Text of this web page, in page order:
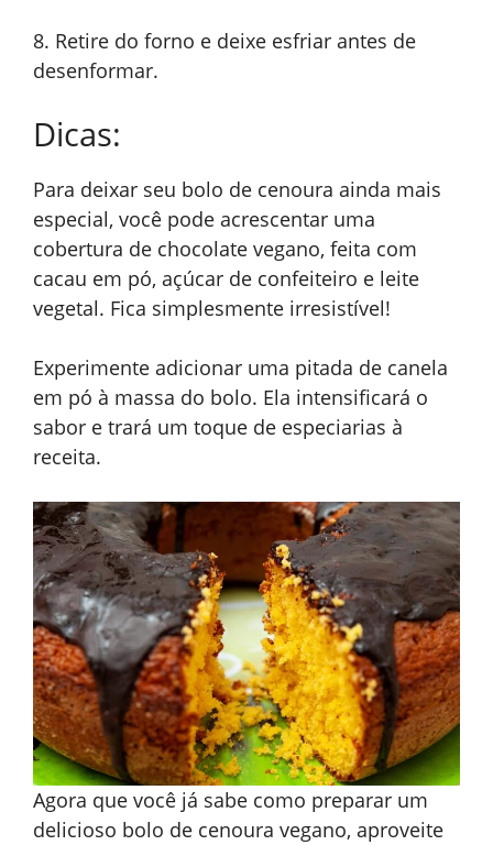
8. Retire do forno e deixe esfriar antes de
desenformar.
Dicas:
Para deixar seu bolo de cenoura ainda mais
especial, você pode acrescentar uma
cobertura de chocolate vegano, feita com
cacau em pó, açúcar de confeiteiro e leite
vegetal. Fica simplesmente irresistível!
Experimente adicionar uma pitada de canela
em pó à massa do bolo. Ela intensificará o
sabor e trará um toque de especiarias à
receita.
Agora que você já sabe como preparar um
delicioso bolo de cenoura vegano, aproveite